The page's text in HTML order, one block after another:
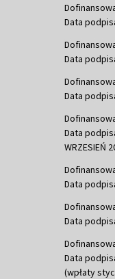
Data
Data
Data
Data
WRZESIEŃ
Data
Data
Data
(wpłaty